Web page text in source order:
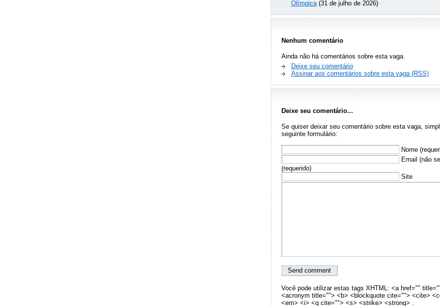
Olímpica(31 de julho de 2026)
Nenhum comentário
Ainda não há comentários sobre esta vaga.
Deixe seu comentário
Assinar aos comentários sobre esta vaga (RSS)
Deixe seu comentário...
Se quiser deixar seu comentário sobre esta vaga,
seguinte formulário:
Nome
Email (não
(requerido)
Site
Você pode utilizar estas tags XHTML: <a href=""
<acronym title=""> <b> <blockquote cite=""> <cite>
<em> <i> <q cite=""> <s> <strike> <strong> .